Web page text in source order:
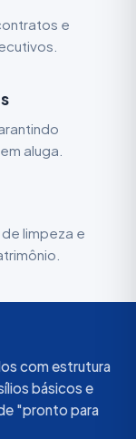
e
aluga.
limpeza e
com estrutura
básicos e
"pronto para